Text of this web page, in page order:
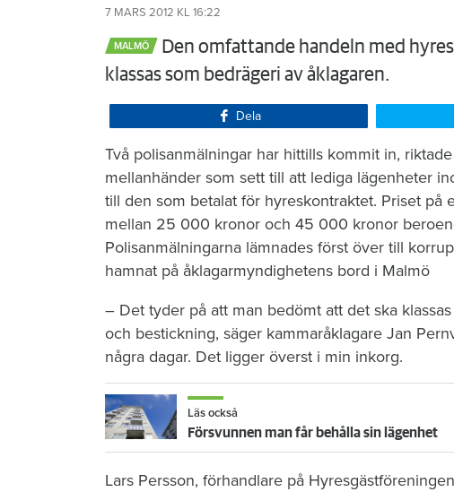
7 MARS 2012 KL 16:22
MALMÖ
Den omfattande handeln med
klassas som bedrägeri av åklagaren.
Dela
Två polisanmälningar har hittills kommit in,
mellanhänder som sett till att lediga lägenheter
till den som betalat för hyreskontraktet. Priset på
mellan 25 000 kronor och 45 000 kronor
Polisanmälningarna lämnades först över till
hamnat på åklagarmyndighetens bord i Malmö
– Det tyder på att man bedömt att det ska
och bestickning, säger kammaråklagare Jan
några dagar. Det ligger överst i min inkorg.
Läs också
Försvunnen man får behålla sin lägenhet
Lars Persson, förhandlare på